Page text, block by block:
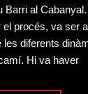
Barri al
procés, va ser
les diferents
Hi va haver